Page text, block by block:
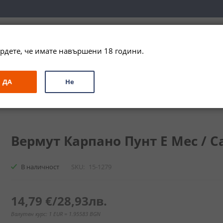
ЗА ПОДАРЪК ПРОМО СПЕЦИАЛНИ ПРЕДЛОЖЕНИЯ
Е Мес / Carpano Punt E Mes
Вермут Карпано Пунт Е Мес /
В наличност SKU 15-1279
14,79 €/28,93лв.
Валутен курс: 1 EUR = 1.95583 BGN
че имате навършени 18 години.
ДА Не